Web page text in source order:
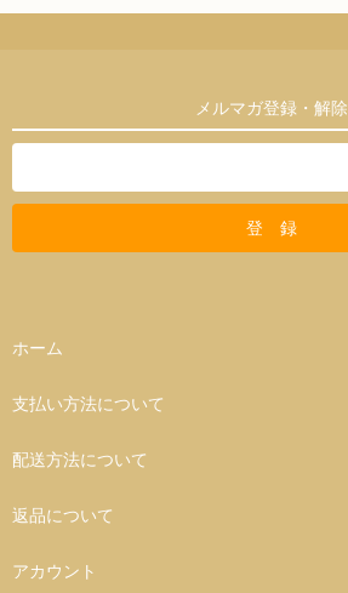
メルマガ登録・解除
ホーム
支払い方法について
配送方法について
返品について
アカウント